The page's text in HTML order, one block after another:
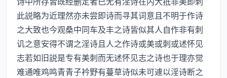
此説略为近理然亦未尝即诗而寻其词意且不明于作诗
之大致也今观桑中同车及丰之诗皆似其人自作非有刺
讥之意安得不谓之淫诗且人之作诗或美或刺或述怀见
志若如旧説是专有美刺而无述怀见志之诗也于理亦觉
难通唯鸡鸣青青子衿野有蔓草诗似未可遽以淫诗断之